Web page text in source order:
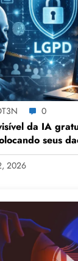
0
da IA
seus
2026